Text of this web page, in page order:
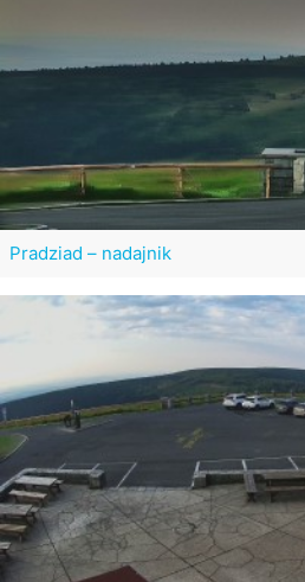
Pradziad – nadajnik